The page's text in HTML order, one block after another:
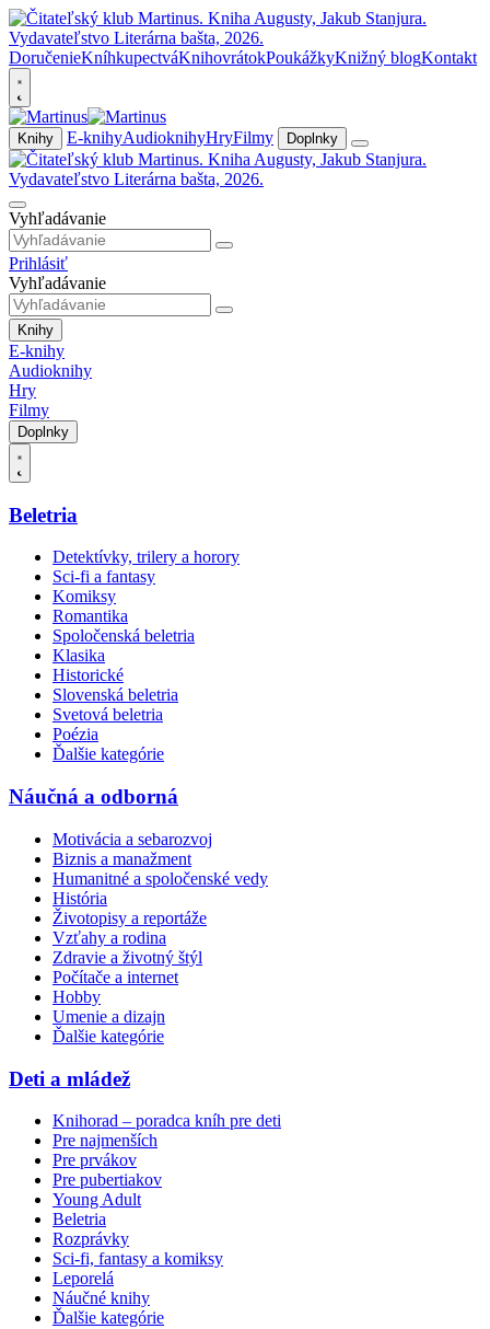
DoručenieKníhkupectváKnihovrátokPoukážkyKnižný blogKontakt
Knihy E-knihyAudioknihyHryFilmy Doplnky
Vyhľadávanie
Prihlásiť
Vyhľadávanie
Knihy
E-knihy
Audioknihy
Hry
Filmy
Doplnky
Beletria
Detektívky, trilery a horory
Sci-fi a fantasy
Komiksy
Romantika
Spoločenská beletria
Klasika
Historické
Slovenská beletria
Svetová beletria
Poézia
Ďalšie kategórie
Náučná a odborná
Motivácia a sebarozvoj
Biznis a manažment
Humanitné a spoločenské vedy
História
Životopisy a reportáže
Vzťahy a rodina
Zdravie a životný štýl
Počítače a internet
Hobby
Umenie a dizajn
Ďalšie kategórie
Deti a mládež
Knihorad – poradca kníh pre deti
Pre najmenších
Pre prvákov
Pre pubertiakov
Young Adult
Beletria
Rozprávky
Sci-fi, fantasy a komiksy
Leporelá
Náučné knihy
Ďalšie kategórie